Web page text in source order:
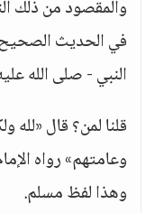
والمقصود من ذلك
في الحديث
النبي - صلى الله
قلنا لمن؟ قال «لله
وعامتهم» رواه
وهذا لفظ مسلم.